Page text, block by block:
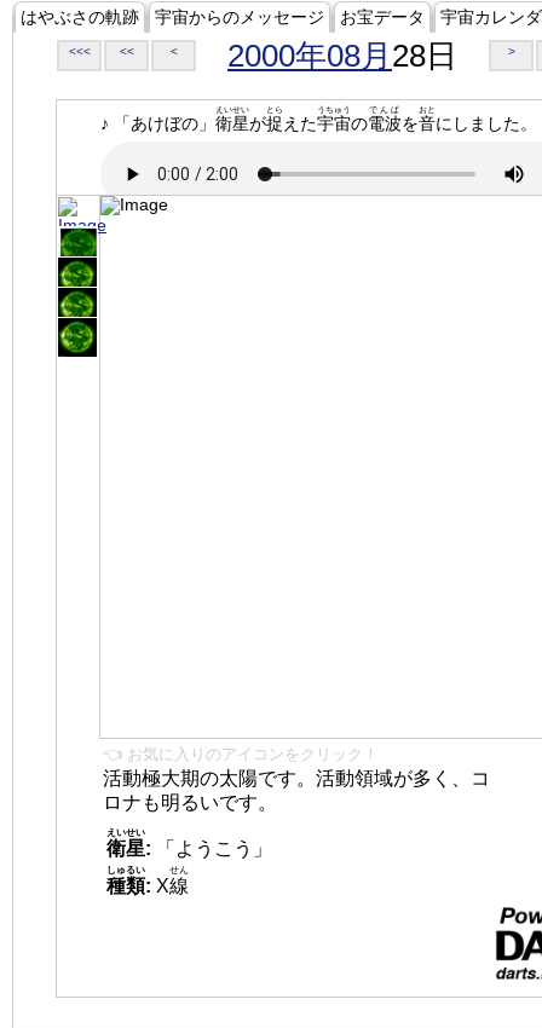
はやぶさの軌跡 宇宙からのメッセージ お宝データ 宇宙カレン
<<< << < 2000年08月 28日 >
♪ 「あけぼの」 衛星
えいせい
が捉
とら
えた宇宙
うちゅう
の電波
でんぱ
を音
おと
にしました。
👈 お気に入りのアイコンをクリック！
活動極大期の太陽です。活動領域が多く、コ
ロナも明るいです。
衛星
えいせい
:
「ようこう」
種類
しゅるい
: X線
せん